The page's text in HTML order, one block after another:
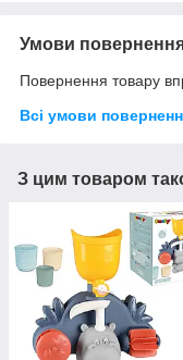
Умови
Повернення товару
Всі умови
З цим товаром